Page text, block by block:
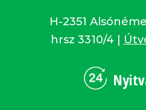
H-2351
hrsz 3310/4 |